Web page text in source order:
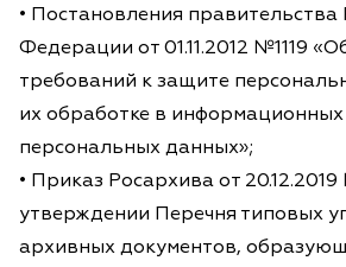
• Постановления правительства
Федерации от 01.11.2012 №1119
требований к защите
их обработке в информационных
персональных данных»;
• Приказ Росархива от
утверждении Перечня типовых
архивных документов,